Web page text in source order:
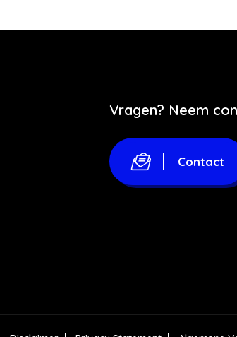
Vragen? Neem
Contact